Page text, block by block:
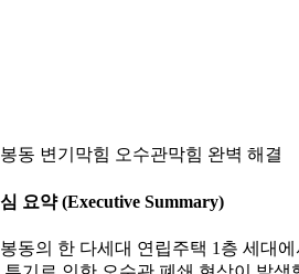
동 변기막힘 오수관막힘 완벽 해결
요약 (Executive Summary)
동의 한 다세대 연립주택 1층 세대